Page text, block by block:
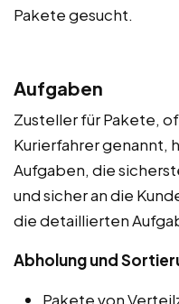
Pakete gesucht.
Aufgaben
Zusteller für Pakete,
Kurierfahrer genannt,
Aufgaben, die
und sicher an die
die detaillierten
Abholung und
Pakete von